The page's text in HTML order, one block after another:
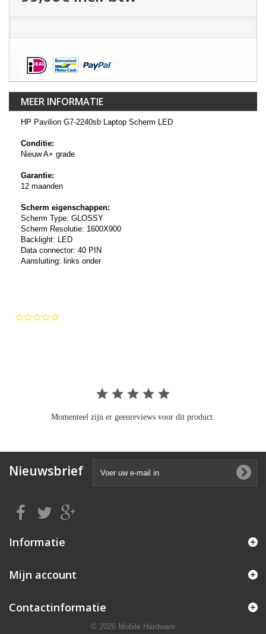
MEER INFORMATIE
HP Pavilion G7-2240sb Laptop Scherm LED
Conditie:
Nieuw A+ grade
Garantie:
12 maanden
Scherm eigenschappen:
Scherm Type: GLOSSY
Scherm Resolutie: 1600X900
Backlight: LED
Data connector: 40 PIN
Aansluiting: links onder
Momenteel zijn er geenreviews voor dit product.
Nieuwsbrief
Informatie
Mijn account
Contactinformatie
© 2026 Mobile Hardware